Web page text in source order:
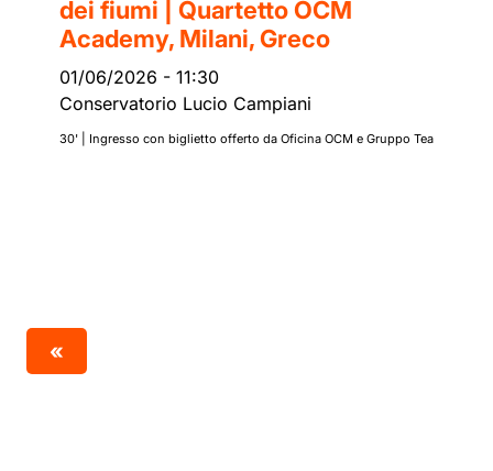
dei fiumi | Quartetto OCM
Academy, Milani, Greco
01/06/2026 - 11:30
Conservatorio Lucio Campiani
30' | Ingresso con biglietto offerto da Oficina OCM e Gruppo Tea
«